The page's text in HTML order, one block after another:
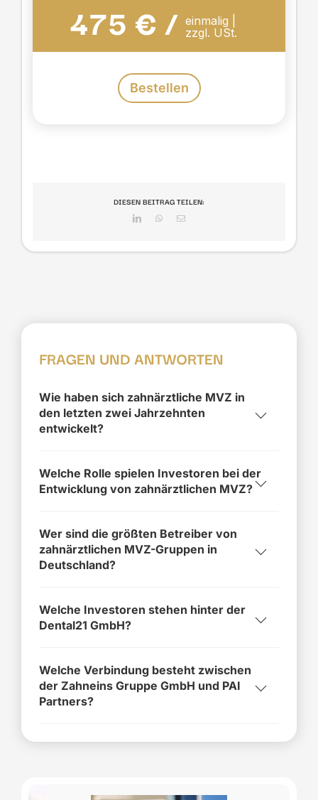
475 € / einmalig |
zzgl. USt.
Bestellen
DIESEN BEITRAG TEILEN:
LinkedInWhatsApp
E-
FRAGEN UND ANTWORTEN
Wie haben sich zahnärztliche MVZ in
den letzten zwei Jahrzehnten
entwickelt?
Welche Rolle spielen Investoren bei der
Entwicklung von zahnärztlichen MVZ?
Wer sind die größten Betreiber von
zahnärztlichen MVZ-Gruppen in
Deutschland?
Welche Investoren stehen hinter der
Dental21 GmbH?
Welche Verbindung besteht zwischen
der Zahneins Gruppe GmbH und PAI
Partners?